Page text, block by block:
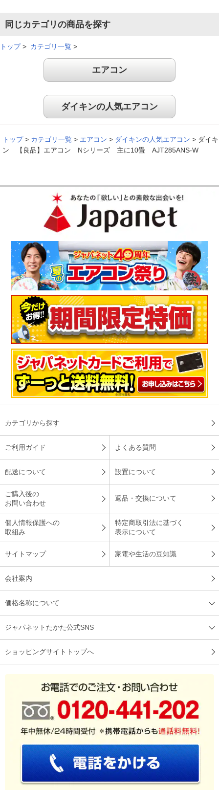
同じカテゴリの商品を探す
トップ> カテゴリ一覧 >
エアコン
ダイキンの人気エアコン
トップ > カテゴリ一覧 > エアコン > ダイキンの人気エアコン > ダイキ
ン 【良品】エアコン Nシリーズ 主に10畳 AJT285ANS-W
カテゴリから探す
ご利用ガイド よくある質問
配送について 設置について
ご購入後の
お問い合わせ
返品・交換について
個人情報保護への
取組み
特定商取引法に基づく
表示について
サイトマップ 家電や生活の豆知識
会社案内
価格名称について
ジャパネットたかた公式SNS
ショッピングサイトトップへ